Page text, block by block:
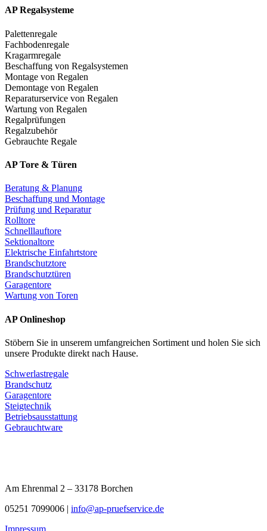
AP Regalsysteme
Palettenregale
Fachbodenregale
Kragarmregale
Beschaffung von Regalsystemen
Montage von Regalen
Demontage von Regalen
Reparaturservice von Regalen
Wartung von Regalen
Regalprüfungen
Regalzubehör
Gebrauchte Regale
AP Tore & Türen
Beratung & Planung
Beschaffung und Montage
Prüfung und Reparatur
Rolltore
Schnelllauftore
Sektionaltore
Elektrische Einfahrtstore
Brandschutztore
Brandschutztüren
Garagentore
Wartung von Toren
AP Onlineshop
Stöbern Sie in unserem umfangreichen Sortiment und holen Sie sich
unsere Produkte direkt nach Hause.
Schwerlastregale
Brandschutz
Garagentore
Steigtechnik
Betriebsausstattung
Gebrauchtware
Am Ehrenmal 2 – 33178 Borchen
05251 7099006 | info@ap-pruefservice.de
Impressum